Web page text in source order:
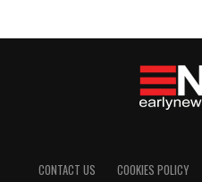
CONTACT US COOKIES POLICY